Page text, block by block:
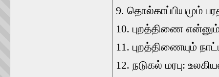
9. தொல்காப்பியமும்
10. புறத்திணை
11. புறத்திணையும்
12. நடுகல் மரபு: